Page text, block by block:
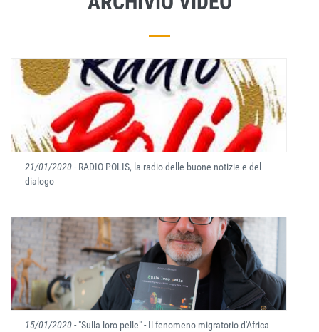
21/01/2020- RADIO POLIS, la radio delle buone notizie e del
dialogo
15/01/2020- "Sulla loro pelle" - Il fenomeno migratorio d'Africa